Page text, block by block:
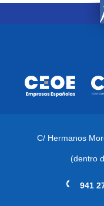
C/ Hermanos
(dentro
941